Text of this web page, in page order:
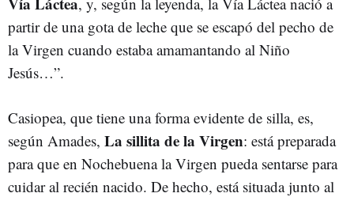
partir de una gota de leche que se escapó del pecho de
la Virgen cuando estaba amamantando al Niño
Jesús…”.
Casiopea, que tiene una forma evidente de silla, es,
según Amades, La sillita de la Virgen: está preparada
para que en Nochebuena la Virgen pueda sentarse para
cuidar al recién nacido. De hecho, está situada junto al